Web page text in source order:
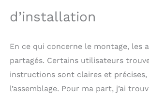
à la chambre
et crée une
contre les
intégrée: Lit
d’installation
En ce qui concerne le montage, les
partagés. Certains utilisateurs
instructions sont claires et
l’assemblage. Pour ma part, j’ai